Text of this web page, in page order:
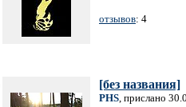
отзывов: 4
[без названия]
PHS, прислано